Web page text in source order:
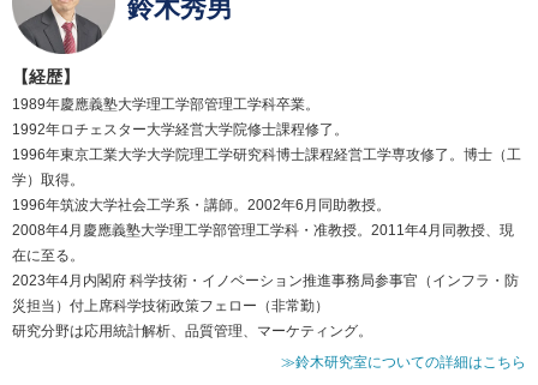
鈴木秀男
【経歴】
1989年慶應義塾大学理工学部管理工学科卒業。
1992年ロチェスター大学経営大学院修士課程修了。
1996年東京工業大学大学院理工学研究科博士課程経営工学専攻修了。博士（工
学）取得。
1996年筑波大学社会工学系・講師。2002年6月同助教授。
2008年4月慶應義塾大学理工学部管理工学科・准教授。2011年4月同教授、現
在に至る。
2023年4月内閣府 科学技術・イノベーション推進事務局参事官（インフラ・防
災担当）付上席科学技術政策フェロー（非常勤）
研究分野は応用統計解析、品質管理、マーケティング。
≫鈴木研究室についての詳細はこちら